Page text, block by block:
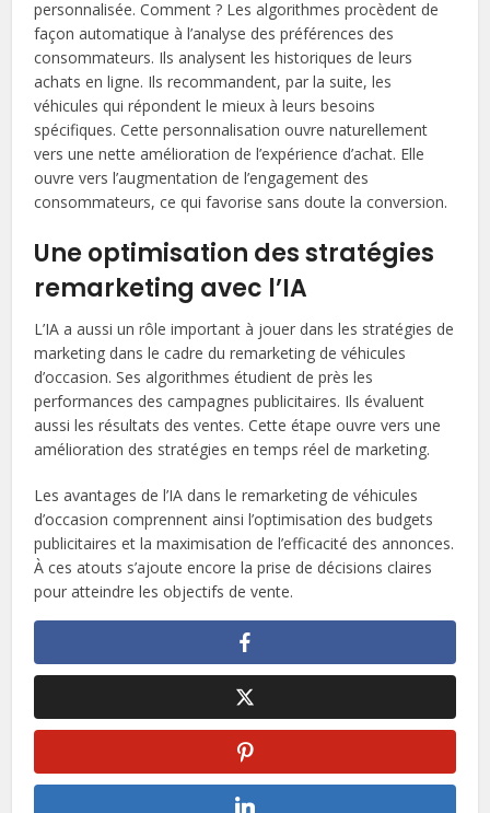
personnalisée. Comment ? Les algorithmes procèdent de
façon automatique à l’analyse des préférences des
consommateurs. Ils analysent les historiques de leurs
achats en ligne. Ils recommandent, par la suite, les
véhicules qui répondent le mieux à leurs besoins
spécifiques. Cette personnalisation ouvre naturellement
vers une nette amélioration de l’expérience d’achat. Elle
ouvre vers l’augmentation de l’engagement des
consommateurs, ce qui favorise sans doute la conversion.
Une optimisation des stratégies
remarketing avec l’IA
L’IA a aussi un rôle important à jouer dans les stratégies de
marketing dans le cadre du remarketing de véhicules
d’occasion. Ses algorithmes étudient de près les
performances des campagnes publicitaires. Ils évaluent
aussi les résultats des ventes. Cette étape ouvre vers une
amélioration des stratégies en temps réel de marketing.
Les avantages de l’IA dans le remarketing de véhicules
d’occasion comprennent ainsi l’optimisation des budgets
publicitaires et la maximisation de l’efficacité des annonces.
À ces atouts s’ajoute encore la prise de décisions claires
pour atteindre les objectifs de vente.